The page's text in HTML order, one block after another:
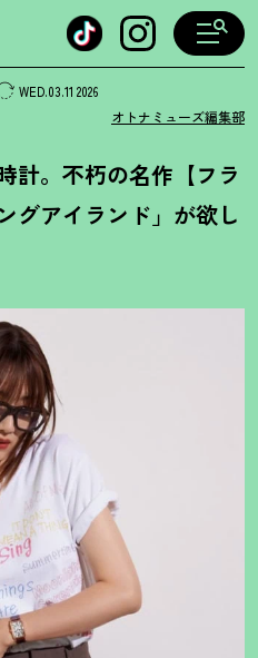
WED.03.11 2026
オトナミューズ編集部
計。不朽の名作【フラ
グアイランド」が欲し